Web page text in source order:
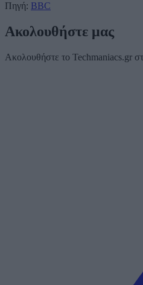
Πηγή: BBC
Ακολουθήστε μας
Ακολουθήστε το Techmaniacs.gr